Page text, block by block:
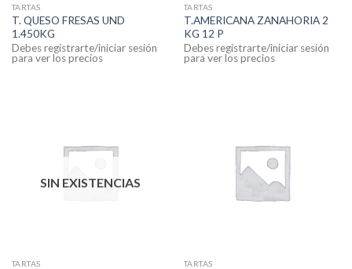
TARTAS
T. QUESO FRESAS UND
1.450KG
Debes registrarte/iniciar sesión
para ver los precios
TARTAS
T.AMERICANA ZANAHORIA 2
KG 12 P
Debes registrarte/iniciar sesión
para ver los precios
SIN EXISTENCIAS
TARTAS TARTAS